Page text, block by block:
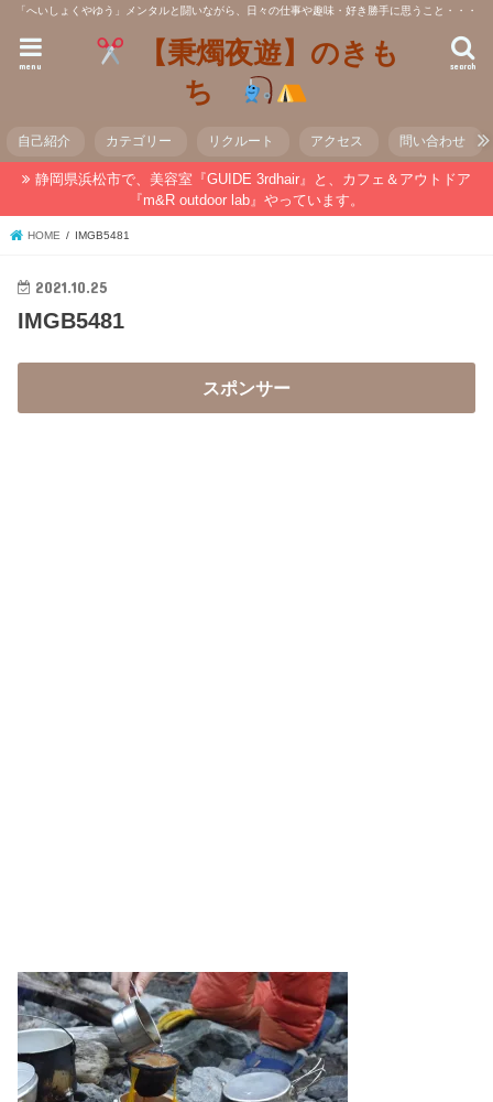
「へいしょくやゆう」メンタルと闘いながら、日々の仕事や趣味・好き勝手に思うこと・・・
【秉燭夜遊】のきも
ち
search
menu
自己紹介 カテゴリー リクルート アクセス 問い合わせ
静岡県浜松市で、美容室『GUIDE 3rdhair』と、カフェ＆アウトドア
『m&R outdoor lab』やっています。
HOME IMGB5481
2021.10.25
IMGB5481
スポンサー